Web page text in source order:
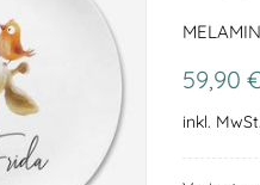
59,90
inkl. MwSt.